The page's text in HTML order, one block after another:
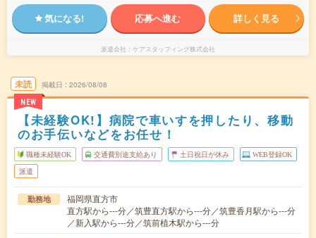
気になる! 応募へ進む 詳しく見る
派遣会社 ケアスタッフィング株式会社
未読
NEW
掲載日 2026/08/08
【未経験OK!】病院で車いすを押したり、移動
のお手伝いなどをお任せ！
職種未経験OK 交通費別途支給あり 土日祝日が休み WEB登録OK
派遣
勤務地
福岡県直方市
直方駅から---分／筑豊直方駅から---分／筑豊香月駅から---分
／新入駅から---分／筑前植木駅から---分